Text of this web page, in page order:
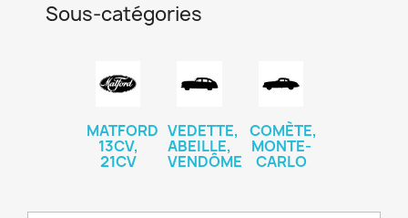
Sous-catégories
MATFORD
13CV,
21CV
VEDETTE,
ABEILLE,
VENDÔME
COMÈTE,
MONTE-
CARLO